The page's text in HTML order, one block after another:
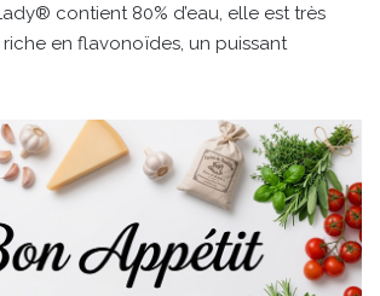
contient 80% d’eau, elle est très
en flavonoïdes, un puissant